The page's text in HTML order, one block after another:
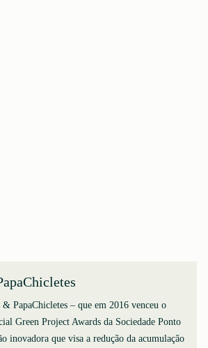
PapaChicletes – que em 2016 venceu o
Green Project Awards da Sociedade Ponto
inovadora que visa a redução da acumulação